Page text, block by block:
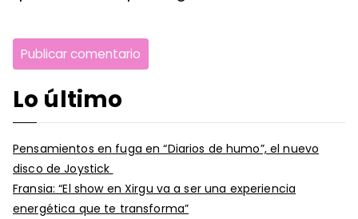
Lo último
Pensamientos en fuga en “Diarios de humo”, el nuevo
disco de Joystick
Fransia: “El show en Xirgu va a ser una experiencia
energética que te transforma”